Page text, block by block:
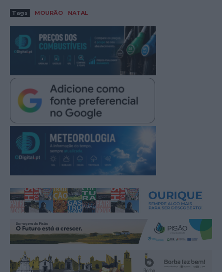
Tags MOURÃO NATAL